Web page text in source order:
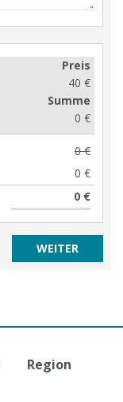
Preis
40 €
Summe
0 €
0 €
0 €
0 €
Region